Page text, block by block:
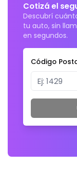
Cotizá el
Descubrí
tu auto, sin
en segundos.
Código